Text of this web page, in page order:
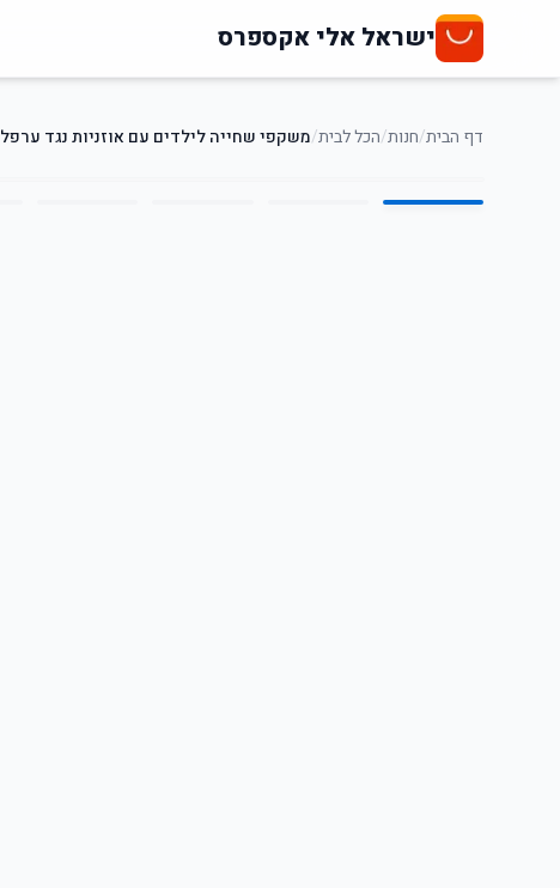
ישראל אלי אקספרס
דף הבית/חנות/הכל לבית/משקפי שחייה לילדים עם אוזניות נגד ערפל
1
/
5